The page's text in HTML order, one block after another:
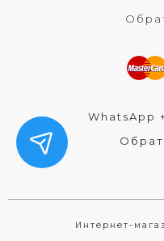
WhatsApp
Интернет-